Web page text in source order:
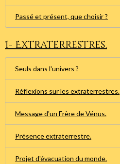
Passé et présent, que choisir ?
I- Extraterrestres.
Seuls dans l'univers ?
Réflexions sur les extraterrestres.
Message d'un Frère de Vénus.
Présence extraterrestre.
Projet d'évacuation du monde.